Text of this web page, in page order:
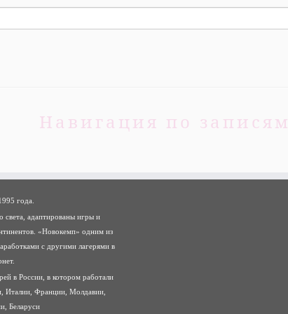
Навигация по записям
года.
света, адаптированы игры и
«Новокемп» одним из
с другими лагерями в
в России, в котором работали
Италии, Франции, Молдавии,
Беларуси